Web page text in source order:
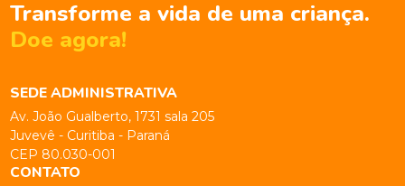
Transforme a vida de uma criança.
Doe agora!
SEDE ADMINISTRATIVA
Av. João Gualberto, 1731 sala 205
Juvevê - Curitiba - Paraná
CEP 80.030-001
CONTATO